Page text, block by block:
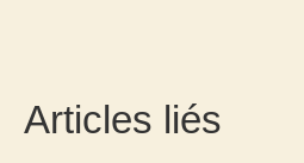
Articles liés